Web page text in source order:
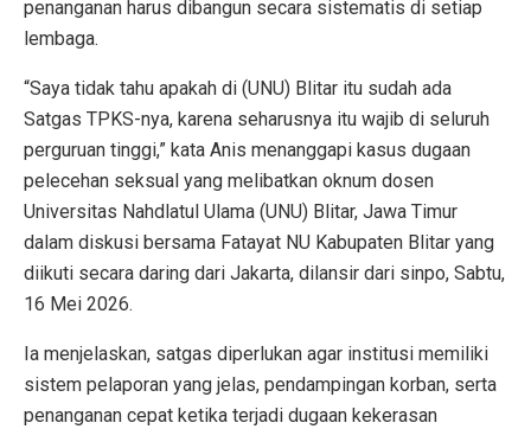
penanganan harus dibangun secara sistematis di setiap
lembaga.
“Saya tidak tahu apakah di (UNU) Blitar itu sudah ada
Satgas TPKS-nya, karena seharusnya itu wajib di seluruh
perguruan tinggi,” kata Anis menanggapi kasus dugaan
pelecehan seksual yang melibatkan oknum dosen
Universitas Nahdlatul Ulama (UNU) Blitar, Jawa Timur
dalam diskusi bersama Fatayat NU Kabupaten Blitar yang
diikuti secara daring dari Jakarta, dilansir dari sinpo, Sabtu,
16 Mei 2026.
Ia menjelaskan, satgas diperlukan agar institusi memiliki
sistem pelaporan yang jelas, pendampingan korban, serta
penanganan cepat ketika terjadi dugaan kekerasan